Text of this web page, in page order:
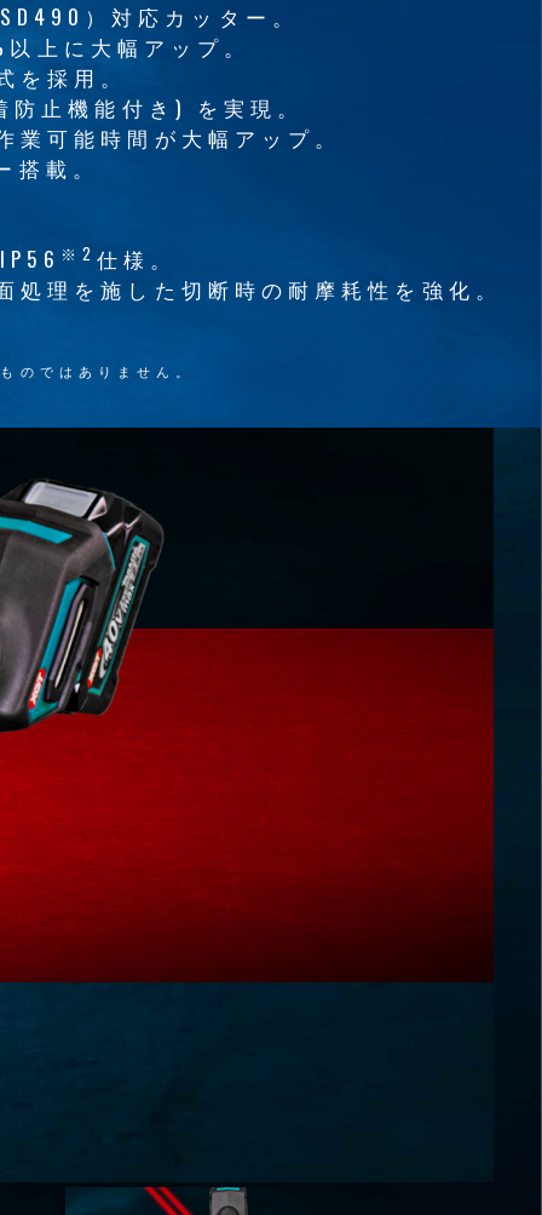
）対応カッター。
上に大幅アップ。
採用。
止機能付き) を実現。
可能時間が大幅アップ。
載。
※2 仕様。
理を施した切断時の耐摩耗性を強化。
のではありません。